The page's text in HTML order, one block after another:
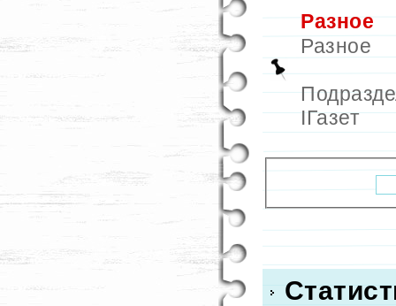
Разное
Разное
IГазет